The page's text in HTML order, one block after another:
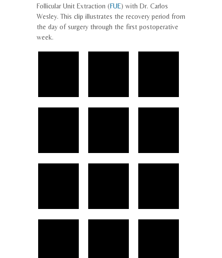
Follicular Unit Extraction (FUE) with Dr. Carlos
Wesley. This clip illustrates the recovery period from
the day of surgery through the first postoperative
week.